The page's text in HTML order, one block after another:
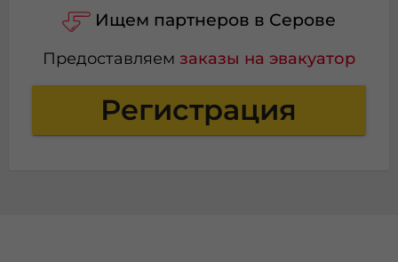
Ищем партнеров в Серове
Предоставляем заказы на эвакуатор
Регистрация